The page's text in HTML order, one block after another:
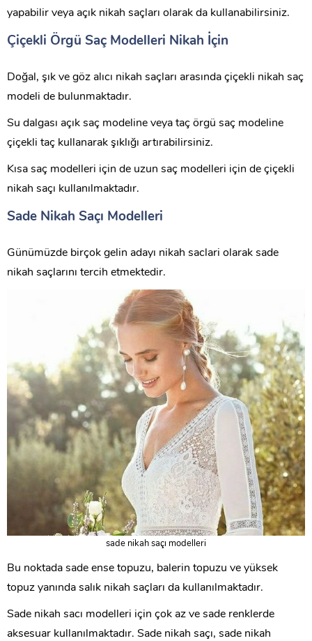
yapabilir veya açık nikah saçları olarak da kullanabilirsiniz.
Çiçekli Örgü Saç Modelleri Nikah İçin
Doğal, şık ve göz alıcı nikah saçları arasında çiçekli nikah saç
modeli de bulunmaktadır.
Su dalgası açık saç modeline veya taç örgü saç modeline
çiçekli taç kullanarak şıklığı artırabilirsiniz.
Kısa saç modelleri için de uzun saç modelleri için de çiçekli
nikah saçı kullanılmaktadır.
Sade Nikah Saçı Modelleri
Günümüzde birçok gelin adayı nikah saclari olarak sade
nikah saçlarını tercih etmektedir.
sade nikah saçı modelleri
Bu noktada sade ense topuzu, balerin topuzu ve yüksek
topuz yanında salık nikah saçları da kullanılmaktadır.
Sade nikah sacı modelleri için çok az ve sade renklerde
aksesuar kullanılmaktadır. Sade nikah saçı, sade nikah